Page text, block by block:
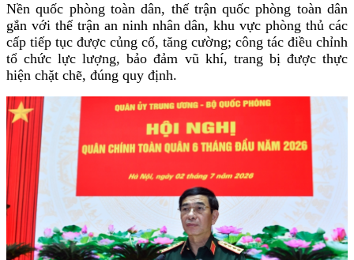
Nền quốc phòng toàn dân, thế trận quốc phòng toàn dân
gắn với thế trận an ninh nhân dân, khu vực phòng thủ các
cấp tiếp tục được củng cố, tăng cường; công tác điều chỉnh
tổ chức lực lượng, bảo đảm vũ khí, trang bị được thực
hiện chặt chẽ, đúng quy định.